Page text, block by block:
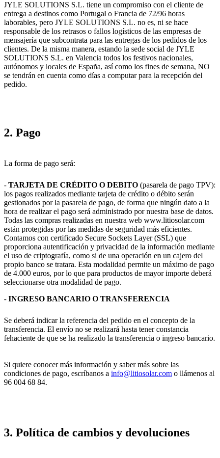
JYLE SOLUTIONS S.L. tiene un compromiso con el cliente de
entrega a destinos como Portugal o Francia de 72/96 horas
laborables, pero JYLE SOLUTIONS S.L. no es, ni se hace
responsable de los retrasos o fallos logísticos de las empresas de
mensajería que subcontrata para las entregas de los pedidos de los
clientes. De la misma manera, estando la sede social de JYLE
SOLUTIONS S.L. en Valencia todos los festivos nacionales,
autónomos y locales de España, así como los fines de semana, NO
se tendrán en cuenta como días a computar para la recepción del
pedido.
2. Pago
La forma de pago será:
- TARJETA DE CRÉDITO O DEBITO (pasarela de pago TPV):
los pagos realizados mediante tarjeta de crédito o débito serán
gestionados por la pasarela de pago, de forma que ningún dato a la
hora de realizar el pago será administrado por nuestra base de datos.
Todas las compras realizadas en nuestra web www.litiosolar.com
están protegidas por las medidas de seguridad más eficientes.
Contamos con certificado Secure Sockets Layer (SSL) que
proporciona autentificación y privacidad de la información mediante
el uso de criptografía, como si de una operación en un cajero del
propio banco se tratara. Esta modalidad permite un máximo de pago
de 4.000 euros, por lo que para productos de mayor importe deberá
seleccionarse otra modalidad de pago.
- INGRESO BANCARIO O TRANSFERENCIA
Se deberá indicar la referencia del pedido en el concepto de la
transferencia. El envío no se realizará hasta tener constancia
fehaciente de que se ha realizado la transferencia o ingreso bancario.
Si quiere conocer más información y saber más sobre las
condiciones de pago, escríbanos a info@litiosolar.com o llámenos al
96 004 68 84.
3. Política de cambios y devoluciones